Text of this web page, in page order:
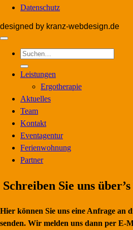
Datenschutz
designed by kranz-webdesign.de
Suchen
nach:
Leistungen
Ergotherapie
Aktuelles
Team
Kontakt
Eventagentur
Ferienwohnung
Partner
Schreiben Sie uns
Hier können Sie uns eine Anfrage an
senden. Wir melden uns dann per E-